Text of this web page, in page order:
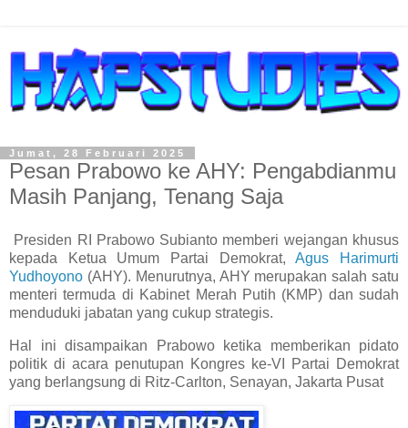
Jumat, 28 Februari 2025
Pesan Prabowo ke AHY: Pengabdianmu
Masih Panjang, Tenang Saja
Presiden RI Prabowo Subianto memberi wejangan khusus
kepada Ketua Umum Partai Demokrat, Agus Harimurti
Yudhoyono (AHY). Menurutnya, AHY merupakan salah satu
menteri termuda di Kabinet Merah Putih (KMP) dan sudah
menduduki jabatan yang cukup strategis.
Hal ini disampaikan Prabowo ketika memberikan pidato
politik di acara penutupan Kongres ke-VI Partai Demokrat
yang berlangsung di Ritz-Carlton, Senayan, Jakarta Pusat